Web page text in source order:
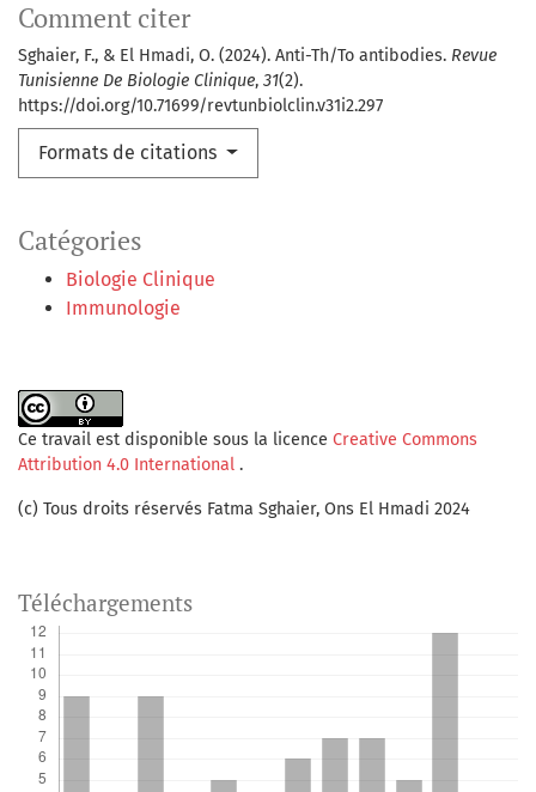
Catégories
Biologie Clinique
Immunologie
Comment citer
Sghaier, F., & El Hmadi, O. (2024). Anti-Th/To antibodies. Revue
Tunisienne De Biologie Clinique, 31(2).
https://doi.org/10.71699/revtunbiolclin.v31i2.297
Formats de citations
Ce travail est disponible sous la licence Creative Commons
Attribution 4.0 International .
(c) Tous droits réservés Fatma Sghaier, Ons El Hmadi 2024
Téléchargements